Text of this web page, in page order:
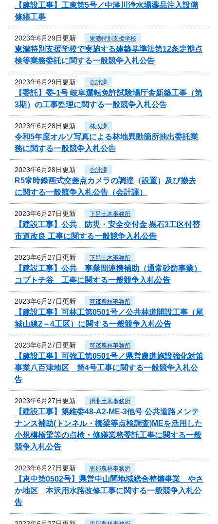
【建設工事】工東第5号／中津川浄水場薬品注入設備
修繕工事
2023年6月29日更新 東濃特別支援学校
東濃特別支援学校で実施する建築基準法第12条定期点
検等業務委託に関する一般競争入札公告
2023年6月29日更新 会計課
【委託】委-1号 岐阜運転免許試験場庁舎新築工事（第
3期）の工事監理に関する一般競争入札公告
2023年6月28日更新 林政課
令和5年度オルソ写真による林地異動箇所抽出委託業
務に関する一般競争入札公告
2023年6月28日更新 会計課
R5常時録画式交差点カメラの調達（設置）及び撤去
に関する一般競争入札公告（会計課）
2023年6月27日更新 下呂土木事務所
【建設工事】公共 防災・安全交付金 黒石3工区付替
市道改良 工事に関する一般競争入札公告
2023年6月27日更新 下呂土木事務所
【建設工事】公共 事業間連携補助（通常砂防事業）
コブトチ谷 工事に関する一般競争入札公告
2023年6月27日更新 可茂農林事務所
【建設工事】可林工第0501号／公共林道開設工事（尾
城山線2－4工区）に関する一般競争入札公告
2023年6月27日更新 可茂農林事務所
【建設工事】可強工第0501号／県営農道施設強化対策
事業八百津地区 第4号工事に関する一般競争入札公
告
2023年6月27日更新 揖斐土木事務所
【建設工事】第維委48-A2-ME-3他号 公共道路メンテ
ナンス補助(トンネル・橋梁等点検調査)MEを活用した
小規模橋梁等の点検・修繕業務委託工事に関する一般
競争入札公告
2023年6月27日更新 恵那農林事務所
【恵中第0502号】県営中山間地域総合整備事業 やさ
か地区 本沢用水路改修工事に関する一般競争入札公
告